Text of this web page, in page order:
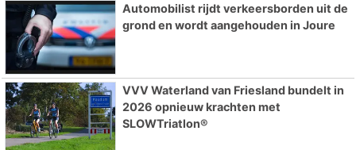
Automobilist rijdt verkeersborden uit de
grond en wordt aangehouden in Joure
VVV Waterland van Friesland bundelt in
2026 opnieuw krachten met
SLOWTriatlon®